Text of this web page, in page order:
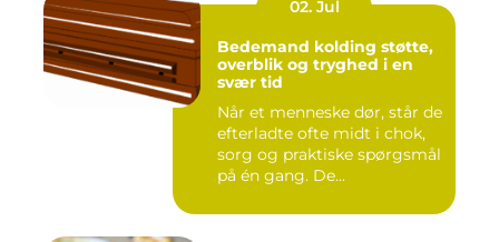
02. Jul
Bedemand kolding støtte,
overblik og tryghed i en
svær tid
Når et menneske dør, står de
efterladte ofte midt i chok,
sorg og praktiske spørgsmål
på én gang. De...